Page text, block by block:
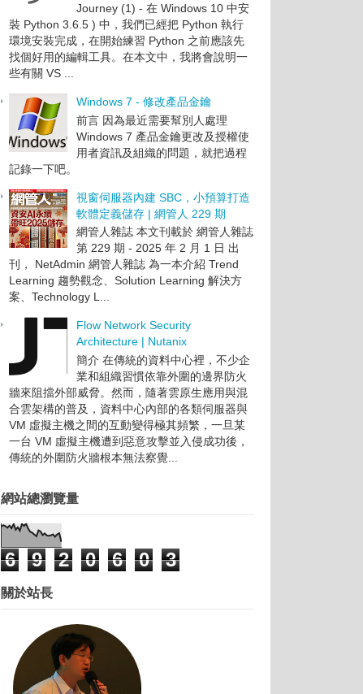
Journey (1) - 在 Windows 10 中安
裝 Python 3.6.5 ) 中，我們已經把 Python 執行
環境安裝完成，在開始練習 Python 之前應該先
找個好用的編輯工具。在本文中，我將會說明一
些有關 VS ...
Windows 7 - 修改產品金鑰
前言 因為最近需要幫別人處理
Windows 7 產品金鑰更改及授權使
用者資訊及組織的問題，就把過程
記錄一下吧。
視窗伺服器內建 SBC，小預算打造
軟體定義儲存 | 網管人 229 期
網管人雜誌 本文刊載於 網管人雜誌
第 229 期 - 2025 年 2 月 1 日 出
刊， NetAdmin 網管人雜誌 為一本介紹 Trend
Learning 趨勢觀念、Solution Learning 解決方
案、Technology L...
Flow Network Security
Architecture | Nutanix
簡介 在傳統的資料中心裡，不少企
業和組織習慣依靠外圍的邊界防火
牆來阻擋外部威脅。然而，隨著雲原生應用與混
合雲架構的普及，資料中心內部的各類伺服器與
VM 虛擬主機之間的互動變得極其頻繁，一旦某
一台 VM 虛擬主機遭到惡意攻擊並入侵成功後，
傳統的外圍防火牆根本無法察覺...
網站總瀏覽量
6 9 2 0 6 0 3
關於站長